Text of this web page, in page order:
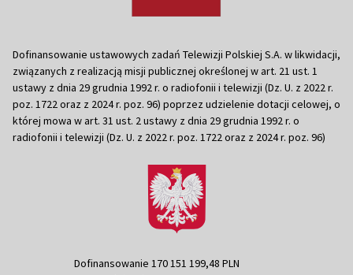
Dofinansowanie ustawowych zadań Telewizji Polskiej S.A. w likwidacji,
związanych z realizacją misji publicznej określonej w art. 21 ust. 1
ustawy z dnia 29 grudnia 1992 r. o radiofonii i telewizji (Dz. U. z 2022 r.
poz. 1722 oraz z 2024 r. poz. 96) poprzez udzielenie dotacji celowej, o
której mowa w art. 31 ust. 2 ustawy z dnia 29 grudnia 1992 r. o
radiofonii i telewizji (Dz. U. z 2022 r. poz. 1722 oraz z 2024 r. poz. 96)
Dofinansowanie 170 151 199,48 PLN